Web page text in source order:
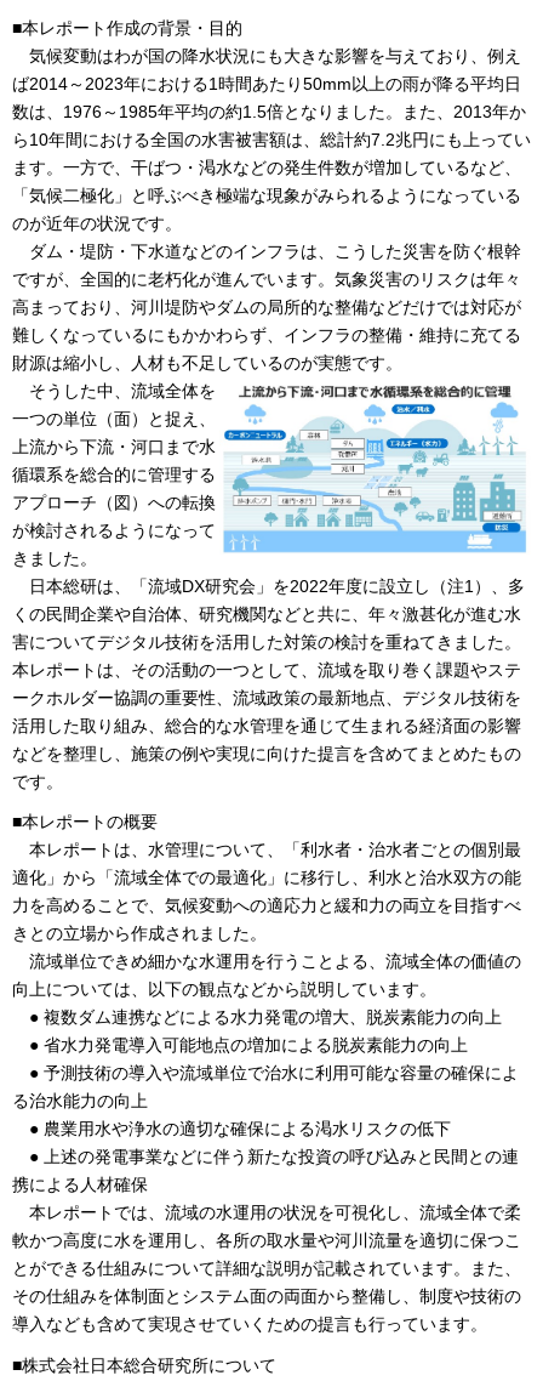
■本レポート作成の背景・目的
気候変動はわが国の降水状況にも大きな影響を与えており、例え
ば2014～2023年における1時間あたり50mm以上の雨が降る平均日
数は、1976～1985年平均の約1.5倍となりました。また、2013年か
ら10年間における全国の水害被害額は、総計約7.2兆円にも上ってい
ます。一方で、干ばつ・渇水などの発生件数が増加しているなど、
「気候二極化」と呼ぶべき極端な現象がみられるようになっている
のが近年の状況です。
ダム・堤防・下水道などのインフラは、こうした災害を防ぐ根幹
ですが、全国的に老朽化が進んでいます。気象災害のリスクは年々
高まっており、河川堤防やダムの局所的な整備などだけでは対応が
難しくなっているにもかかわらず、インフラの整備・維持に充てる
財源は縮小し、人材も不足しているのが実態です。
そうした中、流域全体を
一つの単位（面）と捉え、
上流から下流・河口まで水
循環系を総合的に管理する
アプローチ（図）への転換
が検討されるようになって
きました。
日本総研は、「流域DX研究会」を2022年度に設立し（注1）、多
くの民間企業や自治体、研究機関などと共に、年々激甚化が進む水
害についてデジタル技術を活用した対策の検討を重ねてきました。
本レポートは、その活動の一つとして、流域を取り巻く課題やステ
ークホルダー協調の重要性、流域政策の最新地点、デジタル技術を
活用した取り組み、総合的な水管理を通じて生まれる経済面の影響
などを整理し、施策の例や実現に向けた提言を含めてまとめたもの
です。
■本レポートの概要
本レポートは、水管理について、「利水者・治水者ごとの個別最
適化」から「流域全体での最適化」に移行し、利水と治水双方の能
力を高めることで、気候変動への適応力と緩和力の両立を目指すべ
きとの立場から作成されました。
流域単位できめ細かな水運用を行うことよる、流域全体の価値の
向上については、以下の観点などから説明しています。
● 複数ダム連携などによる水力発電の増大、脱炭素能力の向上
● 省水力発電導入可能地点の増加による脱炭素能力の向上
● 予測技術の導入や流域単位で治水に利用可能な容量の確保によ
る治水能力の向上
● 農業用水や浄水の適切な確保による渇水リスクの低下
● 上述の発電事業などに伴う新たな投資の呼び込みと民間との連
携による人材確保
本レポートでは、流域の水運用の状況を可視化し、流域全体で柔
軟かつ高度に水を運用し、各所の取水量や河川流量を適切に保つこ
とができる仕組みについて詳細な説明が記載されています。また、
その仕組みを体制面とシステム面の両面から整備し、制度や技術の
導入なども含めて実現させていくための提言も行っています。
■株式会社日本総合研究所について